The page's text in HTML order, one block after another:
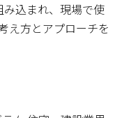
み込まれ、現場で使
え方とアプローチを